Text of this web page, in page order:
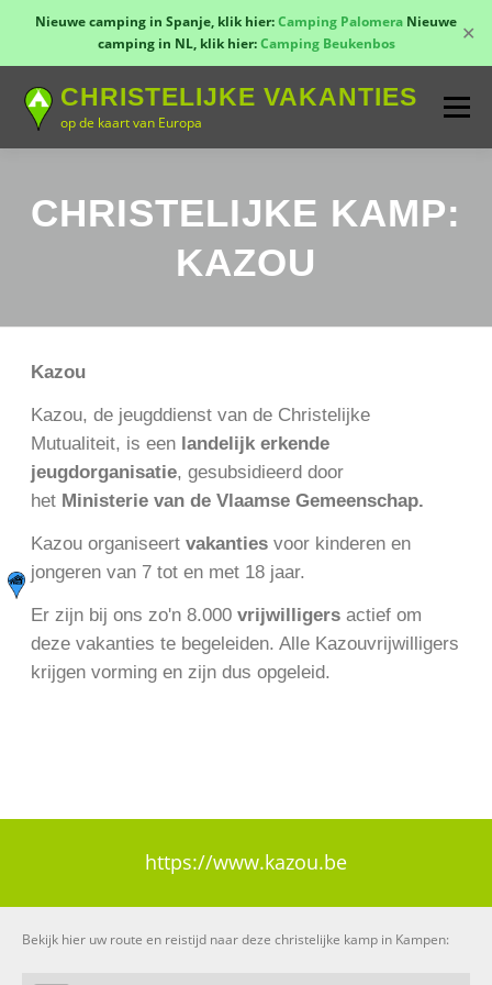
Nieuwe camping in Spanje, klik hier:Camping Palomera Nieuwe
camping in NL, klik hier:Camping Beukenbos ✕
inhoud
CHRISTELIJKE VAKANTIES
op de kaart van Europa
Menu
GROEPSREIZEN
CHRISTELIJKE KAMP:
KAZOU
Kazou
Kazou, de jeugddienst van de Christelijke
Mutualiteit, is een landelijk erkende
jeugdorganisatie, gesubsidieerd door
het Ministerie van de Vlaamse Gemeenschap.
Kazou organiseert vakanties voor kinderen en
jongeren van 7 tot en met 18 jaar.
Er zijn bij ons zo'n 8.000 vrijwilligers actief om
deze vakanties te begeleiden. Alle Kazouvrijwilligers
krijgen vorming en zijn dus opgeleid.
https://www.kazou.be
Bekijk hier uw route en reistijd naar deze christelijke kamp in Kampen: